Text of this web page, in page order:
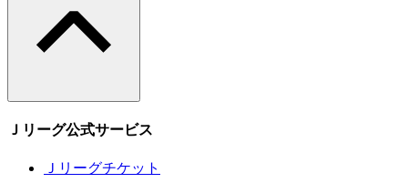
Ｊリーグ公式サービス
Ｊリーグチケット